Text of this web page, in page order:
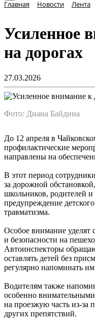
Главная Новости Лента
Усиленное
на дорогах
27.03.2026
Фото: Диана Байдина
До 12 апреля в
профилактические
направлены на
В этот период
за дорожной
школьников, родителей
предупреждение
травматизма.
Особое внимание уделят
и безопасности на
Автоинспекторы
оставлять детей без
регулярно напоминать
Водителям также
особенно
на проезжую часть из-за
других препятствий.